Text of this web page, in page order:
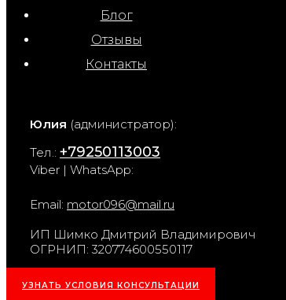
Блог
Отзывы
Контакты
Юлия (администратор):
Тел.: +79250113003
Viber | WhatsApp:
Email: motor096@mail.ru
ИП Шимко Дмитрий Владимирович
ОГРНИП: 320774600550117
УЗНАТЬ УСЛОВИЯ КОНСУЛЬТАЦИИ